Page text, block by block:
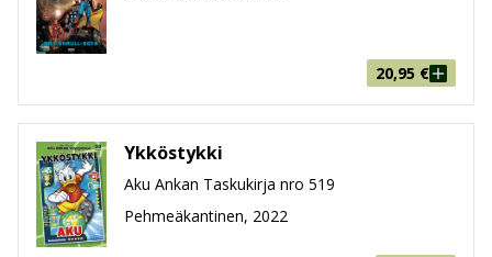
20,95 €
Ykköstykki
Aku Ankan Taskukirja nro 519
Pehmeäkantinen, 2022